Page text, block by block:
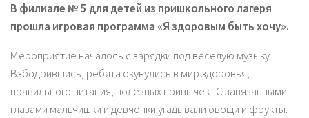
В филиале № 5 для детей из пришкольного лагеря
прошла игровая программа «Я здоровым быть хочу».
Мероприятие началось с зарядки под весёлую музыку.
Взбодрившись, ребята окунулись в мир здоровья,
правильного питания, полезных привычек. С завязанными
глазами мальчишки и девчонки угадывали овощи и фрукты.